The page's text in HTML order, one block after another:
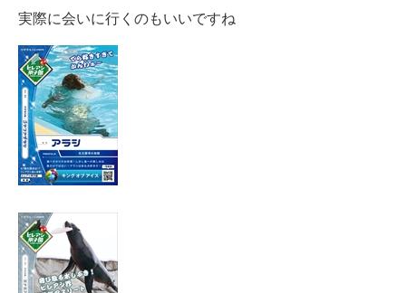
実際に会いに行くのもいいですね